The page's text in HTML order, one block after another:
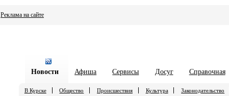
Реклама на сайте
Новости Афиша Сервисы Досуг Справочная
В Курске Общество Происшествия Культура Законодательство